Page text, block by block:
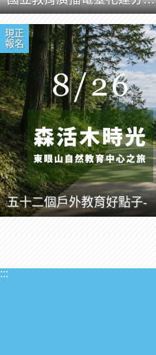
現正
報名
五十二個戶外教育好點子-
:::